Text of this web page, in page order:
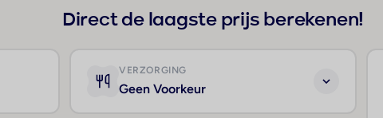
Direct de laagste prijs berekenen!
VERZORGING
Geen Voorkeur